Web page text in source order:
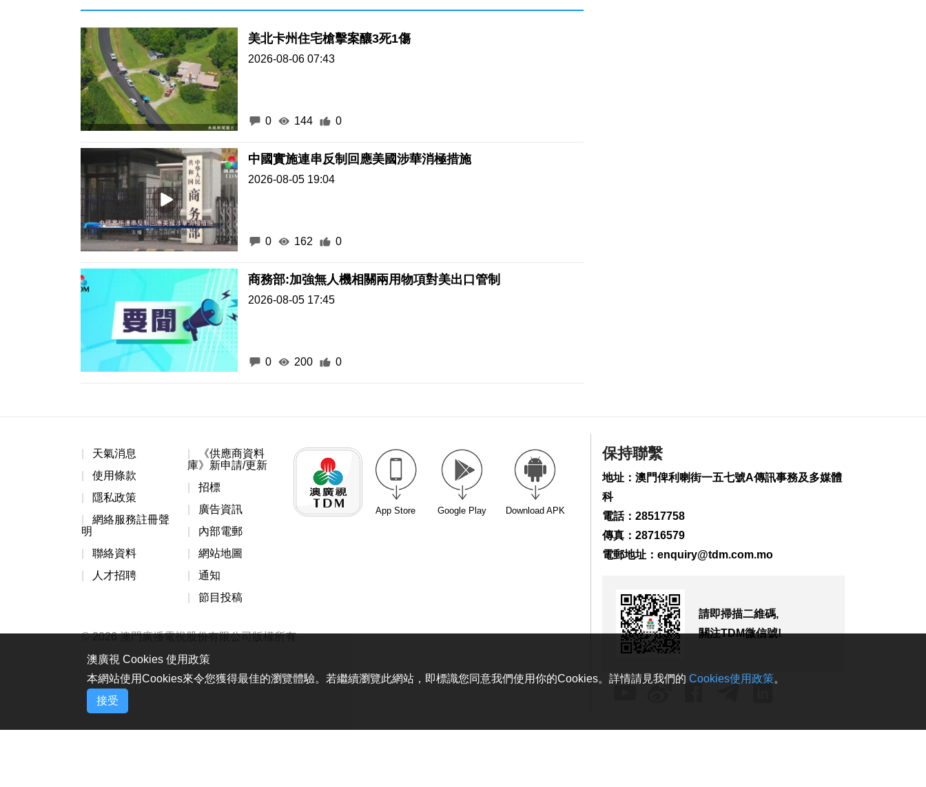
美北卡州住宅槍擊案釀3死1傷
2026-08-06 07:43
0 144 0
中國實施連串反制回應美國涉華消極措施
2026-08-05 19:04
0 162 0
商務部:加強無人機相關兩用物項對美出口管制
2026-08-05 17:45
0 200 0
236
0
291
0
2026-08-05 23:06
治安警察局局長伍素
天氣消息
使用條款
隱私政策
網絡服務註冊聲
明
聯絡資料
人才招聘
《供應商資料
庫》新申請/更新
招標
廣告資訊
內部電郵
網站地圖
通知
節目投稿
App Store Google Play Download APK
© 2026 澳門廣播電視股份有限公司版權所有
保持聯繫
地址：澳門俾利喇街一五七號A傳訊事務及多媒體
科
電話：28517758
傳真：28716579
電郵地址： enquiry@tdm.com.mo
請即掃描二維碼,
關注TDM微信號!
澳廣視 Cookies 使用政策
本網站使用Cookies來令您獲得最佳的瀏覽體驗。若繼續瀏覽此網站，即標識您同意我們使用你的Cookies。詳情請見我們的 Cookies使用政策。
接受